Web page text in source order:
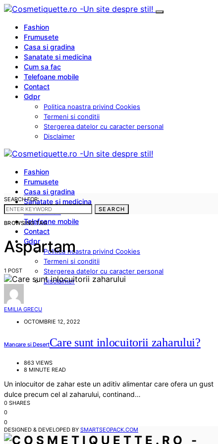
Fashion
Frumusete
Casa si gradina
Sanatate si medicina
Cum sa fac
Telefoane mobile
Contact
Gdpr
Politica noastra privind Cookies
Termeni si conditii
Stergerea datelor cu caracter personal
Disclaimer
Fashion
Frumusete
Casa si gradina
Sanatate si medicina
Cum sa fac
Telefoane mobile
Contact
Gdpr
Politica noastra privind Cookies
Termeni si conditii
Stergerea datelor cu caracter personal
Disclaimer
SEARCH FOR:
SEARCH
BROWSING TAG
Aspartam
1 POST
EMILIA GRECU
OCTOMBRIE 12, 2022
Mancare si DesertCare sunt inlocuitorii zaharului?
863 VIEWS
8 MINUTE READ
Un inlocuitor de zahar este un aditiv alimentar care ofera un gust
dulce precum cel al zaharului, continand…
0 SHARES
0
0
DESIGNED & DEVELOPED BY SMARTSEOPACK.COM